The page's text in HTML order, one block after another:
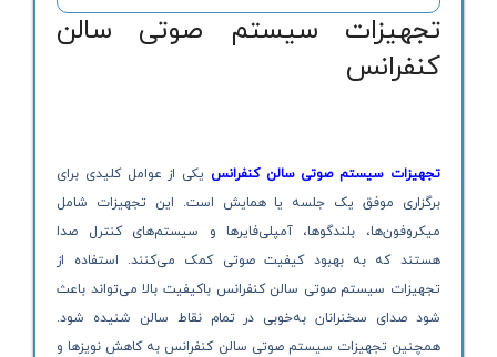
تجهیزات سیستم صوتی سالن
کنفرانس
تجهیزات سیستم صوتی سالن کنفرانس یکی از عوامل کلیدی برای
برگزاری موفق یک جلسه یا همایش است. این تجهیزات شامل
میکروفون‌ها، بلندگوها، آمپلی‌فایرها و سیستم‌های کنترل صدا
هستند که به بهبود کیفیت صوتی کمک می‌کنند. استفاده از
تجهیزات سیستم صوتی سالن کنفرانس باکیفیت بالا می‌تواند باعث
شود صدای سخنرانان به‌خوبی در تمام نقاط سالن شنیده شود.
همچنین تجهیزات سیستم صوتی سالن کنفرانس به کاهش نویزها و